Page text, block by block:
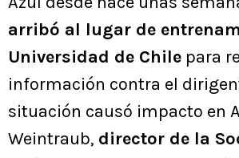
arribó al lugar de
Universidad de Chile para
información contra el
situación causó impacto en
Weintraub, director de la